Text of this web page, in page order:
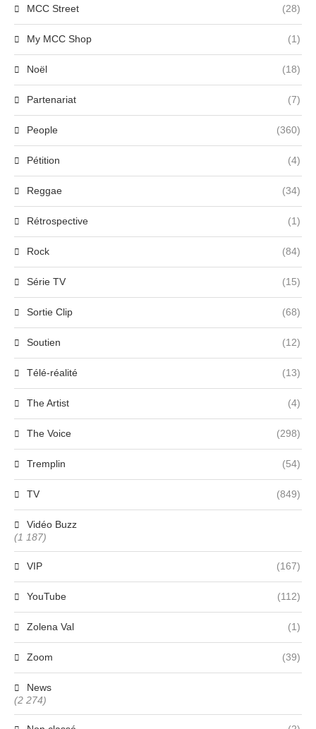
MCC Street (28)
My MCC Shop (1)
Noël (18)
Partenariat (7)
People (360)
Pétition (4)
Reggae (34)
Rétrospective (1)
Rock (84)
Série TV (15)
Sortie Clip (68)
Soutien (12)
Télé-réalité (13)
The Artist (4)
The Voice (298)
Tremplin (54)
TV (849)
Vidéo Buzz
(1 187)
VIP (167)
YouTube (112)
Zolena Val (1)
Zoom (39)
News
(2 274)